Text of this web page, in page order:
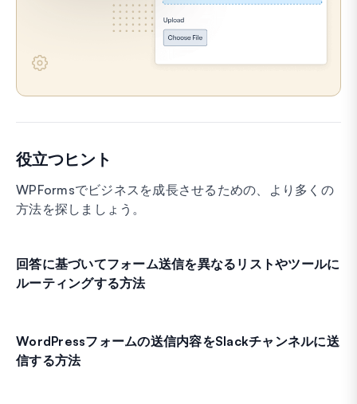
役立つヒント
WPFormsでビジネスを成長させるための、より多くの
方法を探しましょう。
回答に基づいてフォーム送信を異なるリストやツールに
ルーティングする方法
WordPressフォームの送信内容をSlackチャンネルに送
信する方法